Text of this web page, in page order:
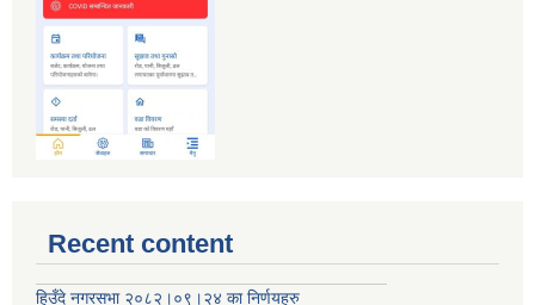
Recent content
हिउँदे नगरसभा २०८२।०९।२४ का निर्णयहरु